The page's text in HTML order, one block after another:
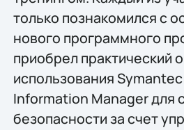
только познакомился с
нового программного
приобрел практический
использования
Information Manager для
безопасности за счет